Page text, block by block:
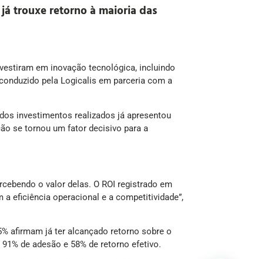
trouxe retorno à maioria das
em inovação tecnológica, incluindo
pela Logicalis em parceria com a
investimentos realizados já apresentou
se tornou um fator decisivo para a
o valor delas. O ROI registrado em
eficiência operacional e a competitividade”,
afirmam já ter alcançado retorno sobre o
de adesão e 58% de retorno efetivo.